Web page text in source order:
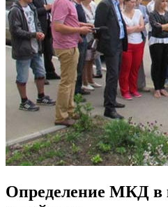
Определение МКД в